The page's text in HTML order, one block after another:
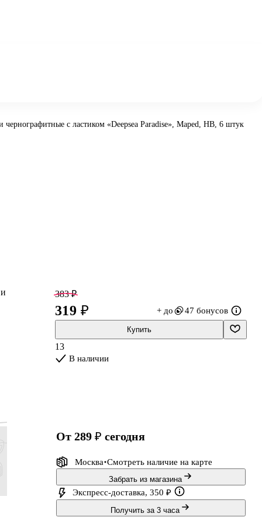
чернографитные с ластиком «Deepsea Paradise», Maped, HB, 6 штук
78 ₽
65 ₽
191 ₽
159 ₽
155 ₽
129 ₽
383 ₽
319 ₽ + до 47 бонусов
Купить
13
В наличии
от 289 ₽ сегодня
Москва Смотреть наличие на карте
Забрать из магазина
Экспресс-доставка, 350 ₽
Получить за 3 часа